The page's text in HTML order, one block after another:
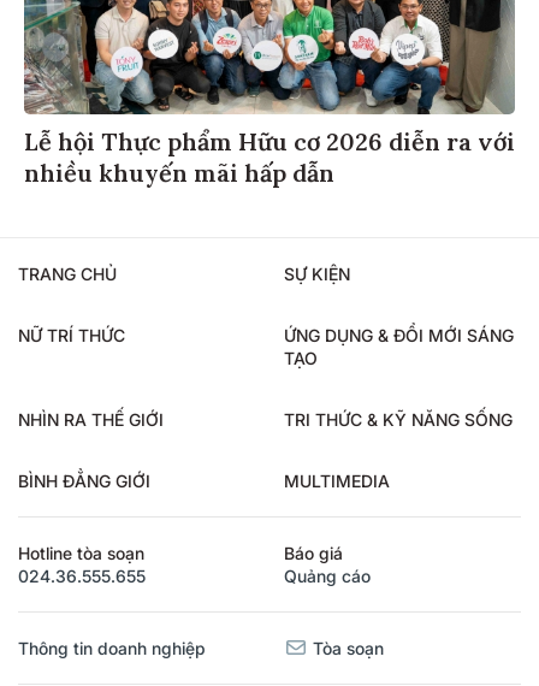
Lễ hội Thực phẩm Hữu cơ 2026 diễn ra với
nhiều khuyến mãi hấp dẫn
TRANG CHỦ SỰ KIỆN
NỮ TRÍ THỨC
ỨNG DỤNG & ĐỔI MỚI SÁNG
TẠO
NHÌN RA THẾ GIỚI TRI THỨC & KỸ NĂNG SỐNG
BÌNH ĐẲNG GIỚI MULTIMEDIA
Hotline tòa soạn
024.36.555.655
Báo giá
Quảng cáo
Thông tin doanh nghiệp Tòa soạn